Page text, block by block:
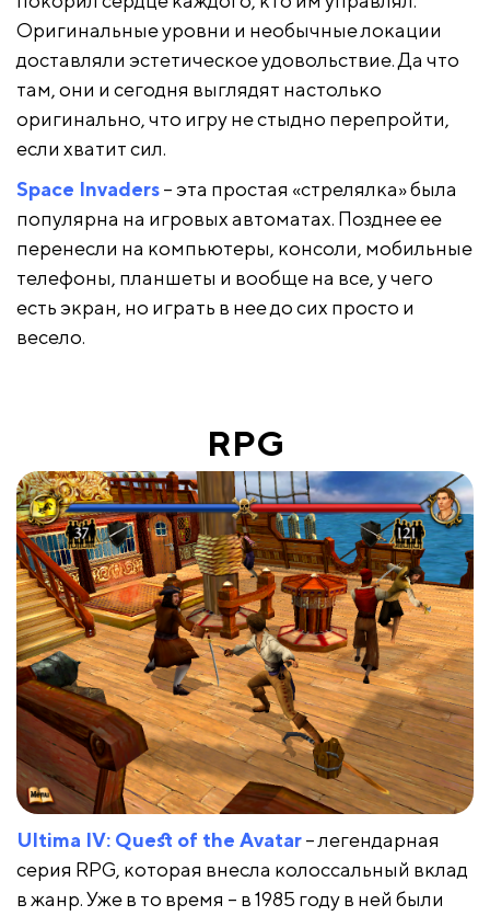
Оригинальные уровни и необычные локации
доставляли эстетическое удовольствие. Да что
там, они и сегодня выглядят настолько
оригинально, что игру не стыдно перепройти,
если хватит сил.
Space Invaders– эта простая «стрелялка» была
популярна на игровых автоматах. Позднее ее
перенесли на компьютеры, консоли, мобильные
телефоны, планшеты и вообще на все, у чего
есть экран, но играть в нее до сих просто и
весело.
RPG
Ultima IV: Quest of the Avatar– легендарная
серия RPG, которая внесла колоссальный вклад
в жанр. Уже в то время – в 1985 году в ней были